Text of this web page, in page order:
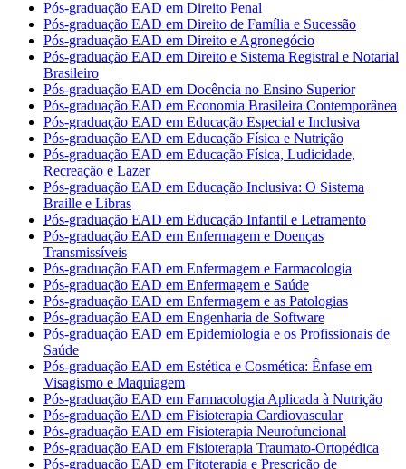
Pós-graduação EAD em Direito Penal
Pós-graduação EAD em Direito de Família e Sucessão
Pós-graduação EAD em Direito e Agronegócio
Pós-graduação EAD em Direito e Sistema Registral e Notarial
Brasileiro
Pós-graduação EAD em Docência no Ensino Superior
Pós-graduação EAD em Economia Brasileira Contemporânea
Pós-graduação EAD em Educação Especial e Inclusiva
Pós-graduação EAD em Educação Física e Nutrição
Pós-graduação EAD em Educação Física, Ludicidade,
Recreação e Lazer
Pós-graduação EAD em Educação Inclusiva: O Sistema
Braille e Libras
Pós-graduação EAD em Educação Infantil e Letramento
Pós-graduação EAD em Enfermagem e Doenças
Transmissíveis
Pós-graduação EAD em Enfermagem e Farmacologia
Pós-graduação EAD em Enfermagem e Saúde
Pós-graduação EAD em Enfermagem e as Patologias
Pós-graduação EAD em Engenharia de Software
Pós-graduação EAD em Epidemiologia e os Profissionais de
Saúde
Pós-graduação EAD em Estética e Cosmética: Ênfase em
Visagismo e Maquiagem
Pós-graduação EAD em Farmacologia Aplicada à Nutrição
Pós-graduação EAD em Fisioterapia Cardiovascular
Pós-graduação EAD em Fisioterapia Neurofuncional
Pós-graduação EAD em Fisioterapia Traumato-Ortopédica
Pós-graduação EAD em Fitoterapia e Prescrição de